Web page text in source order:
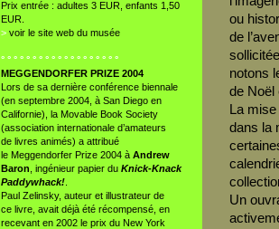
Prix entrée : adultes 3 EUR, enfants 1,50
EUR.
> voir le site web du musée
° ° ° ° ° ° ° ° ° ° ° ° ° ° ° ° ° ° °
MEGGENDORFER PRIZE 2004
Lors de sa dernière conférence biennale
(en septembre 2004, à San Diego en
Californie), la Movable Book Society
(association internationale d’amateurs
de livres animés) a attribué
le Meggendorfer Prize 2004 à Andrew
Baron , ingénieur papier du Knick-Knack
Paddywhack!
Paul Zelinsky, auteur et illustrateur de
ce livre, avait déjà été récompensé, en
recevant en 2002 le prix du New York
ou
de
notons
de Noël
La mise
dans la
Un